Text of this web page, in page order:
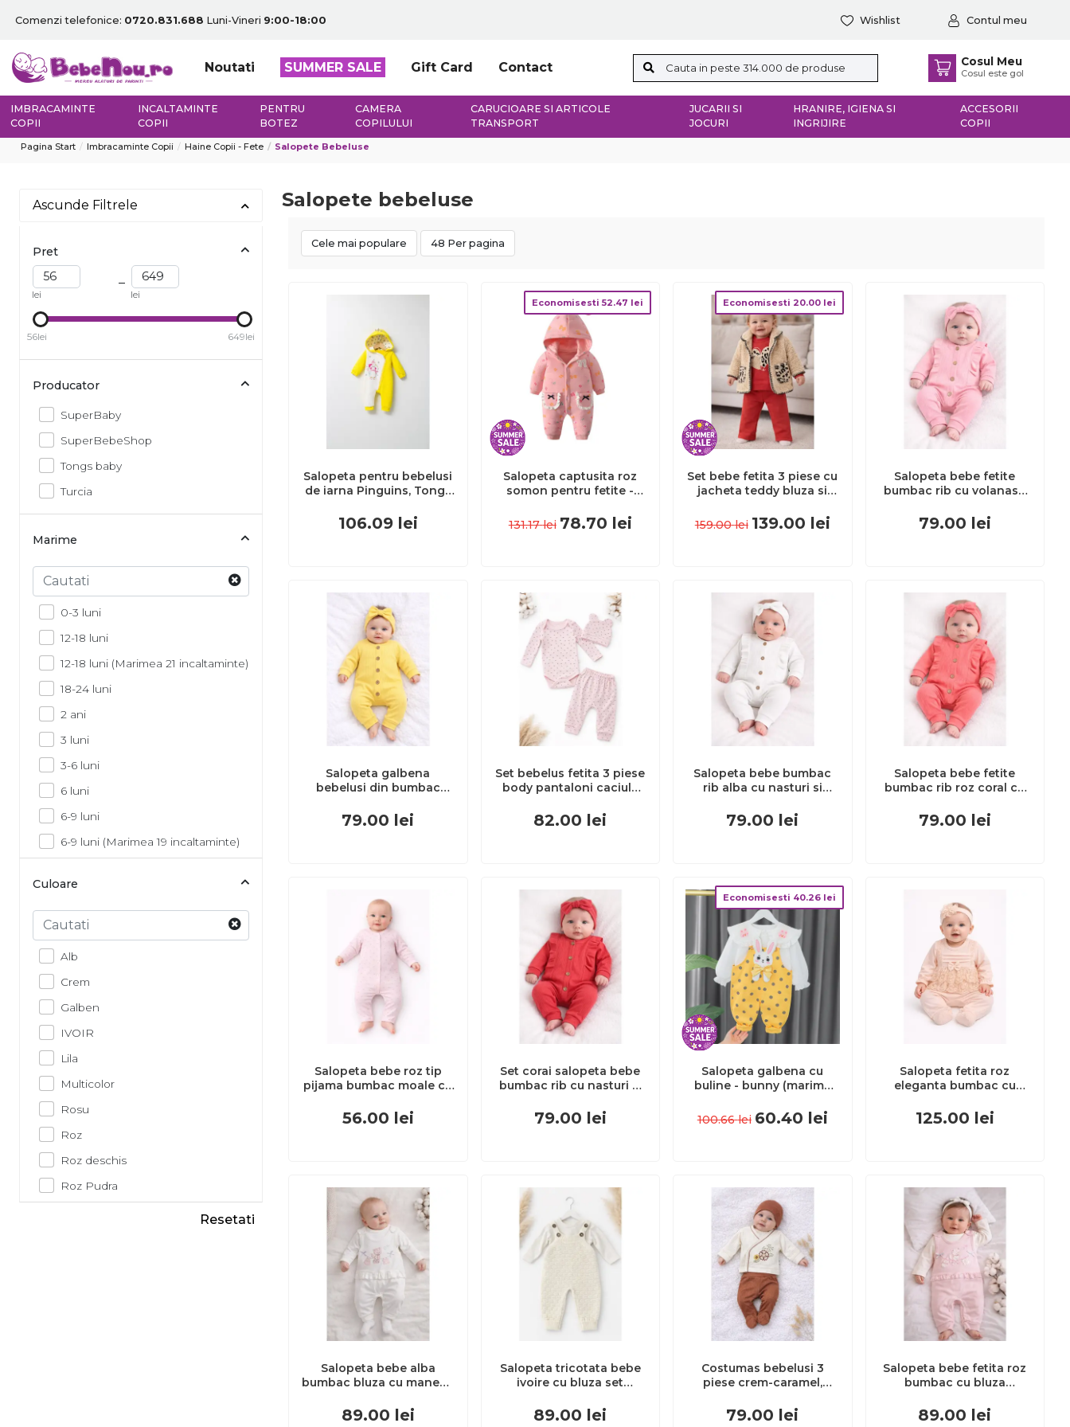
Comenzi telefonice: 0720.831.688 Luni-Vineri 9:00-18:00 Wishlist Contul meu
Noutati SUMMER SALE Gift Card Contact Cosul Meu
Cosul este gol
IMBRACAMINTE
COPII
INCALTAMINTE
COPII
PENTRU
BOTEZ
CAMERA
COPILULUI
CARUCIOARE SI ARTICOLE
TRANSPORT
JUCARII SI
JOCURI
HRANIRE, IGIENA SI
INGRIJIRE
ACCESORII
COPII
Pagina Start Imbracaminte Copii Haine Copii - Fete Salopete Bebeluse
Ascunde Filtrele
Pret
lei
–
lei
56lei 649lei
Producator
SuperBaby
SuperBebeShop
Tongs baby
Turcia
Marime
0-3 luni
12-18 luni
12-18 luni (Marimea 21 incaltaminte)
18-24 luni
2 ani
3 luni
3-6 luni
6 luni
6-9 luni
6-9 luni (Marimea 19 incaltaminte)
9-12 luni (Marimea 20 incaltaminte)
Culoare
Alb
Crem
Galben
IVOIR
Lila
Multicolor
Rosu
Roz
Roz deschis
Roz Pudra
Resetati
Salopete bebeluse
Cele mai populare 48 Per pagina
Salopeta pentru bebelusi
de iarna Pinguins, Tongs
Marime: 6-9 luni)
JEMtgs_4531_6
106.09 lei
Economisesti 52.47 lei
Salopeta captusita roz
somon pentru fetite -
MDQ6214-2
131.17 lei 78.70 lei
Economisesti 20.00lei
Set bebe fetita 3 piese cu
jacheta teddy bluza si
calduroasa iarna trpb0171
159.00 lei 139.00 lei
Salopeta bebe fetite
bumbac rib cu volanase
tram0037
79.00 lei
Salopeta galbena
bebelusi din bumbac
confortabila si delicata
tram0025
79.00 lei
Set bebelus fetita 3 piese
body pantaloni caciula
trpb0163
82.00 lei
Salopeta bebe bumbac
rib alba cu nasturi si
tram0038
79.00 lei
Salopeta bebe fetite
bumbac rib roz coral cu
tram0039
79.00 lei
Salopeta bebe roz tip
pijama bumbac moale cu
56.00 lei
Set corai salopeta bebe
bumbac rib cu nasturi si
79.00 lei
Economisesti 40.26lei
Salopeta galbena cu
buline - bunny (marime
(marimea 21
incaltaminte)) md1304-
100.66 lei 60.40 lei
Salopeta fetita roz
eleganta bumbac cu
premium trpb0124
125.00 lei
Salopeta bebe alba
bumbac bluza cu maneca
sosete trpb0185
89.00 lei
Salopeta tricotata bebe
ivoire cu bluza set
tram2202-1
89.00 lei
Costumas bebelusi 3
piese crem-caramel,
broderie florala trpb0041-
79.00 lei
Salopeta bebe fetita roz
bumbac cu bluza
delicata inchidere capse
89.00 lei